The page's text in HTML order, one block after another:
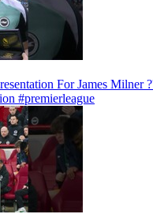
For James Milner
#premierleague